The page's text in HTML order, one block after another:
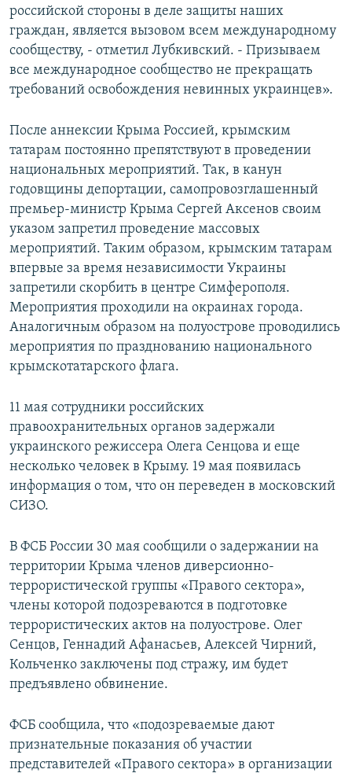
российской стороны в деле защиты наших
граждан, является вызовом всем международному
сообществу, - отметил Лубкивский. - Призываем
все международное сообщество не прекращать
требований освобождения невинных украинцев».
После аннексии Крыма Россией, крымским
татарам постоянно препятствуют в проведении
национальных мероприятий. Так, в канун
годовщины депортации, самопровозглашенный
премьер-министр Крыма Сергей Аксенов своим
указом запретил проведение массовых
мероприятий. Таким образом, крымским татарам
впервые за время независимости Украины
запретили скорбить в центре Симферополя.
Мероприятия проходили на окраинах города.
Аналогичным образом на полуострове проводились
мероприятия по празднованию национального
крымскотатарского флага.
11 мая сотрудники российских
правоохранительных органов задержали
украинского режиссера Олега Сенцова и еще
несколько человек в Крыму. 19 мая появилась
информация о том, что он переведен в московский
СИЗО.
В ФСБ России 30 мая сообщили о задержании на
территории Крыма членов диверсионно-
террористической группы «Правого сектора»,
члены которой подозреваются в подготовке
террористических актов на полуострове. Олег
Сенцов, Геннадий Афанасьев, Алексей Чирний,
Кольченко заключены под стражу, им будет
предъявлено обвинение.
ФСБ сообщила, что «подозреваемые дают
признательные показания об участии
представителей «Правого сектора» в организации